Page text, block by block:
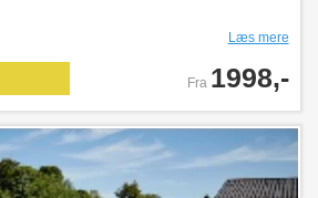
Læs mere
Fra 1998,-